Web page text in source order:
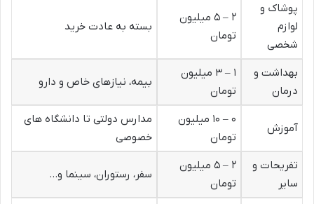
پوشاک و
لوازم
شخصی
۲ – ۵ میلیون
تومان
بسته به عادت خرید
بهداشت و
درمان
۱ – ۳ میلیون
تومان
بیمه، نیازهای خاص و دارو
آموزش
۰ – ۱۰ میلیون
تومان
مدارس دولتی تا دانشگاه های
خصوصی
تفریحات و
سایر
۲ – ۵ میلیون
تومان
سفر، رستوران، سینما و…